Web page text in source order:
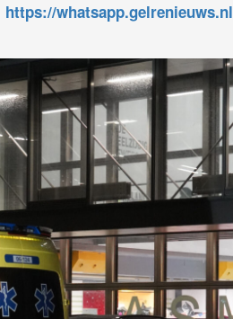
https://whatsapp.gelrenieuws.nl